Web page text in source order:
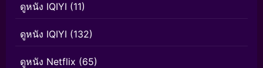
ดูหนัง IQIYI (11)
ดูหนัง IQIYI (132)
ดูหนัง Netflix (65)